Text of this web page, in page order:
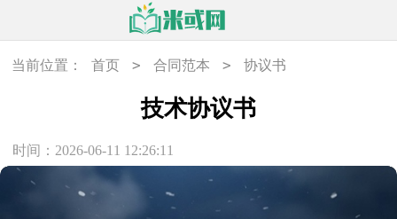
当前位置： 首页 > 合同范本 > 协议书
技术协议书
时间：2026-06-11 12:26:11